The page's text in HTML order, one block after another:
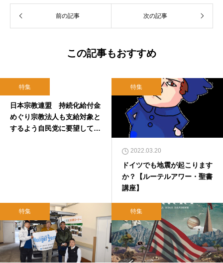
前の記事 次の記事
この記事もおすすめ
特集
2020.06.26
日本宗教連盟 持続化給付金
めぐり宗教法人も支給対象と
するよう自民党に要望してい
特集
2022.03.20
ドイツでも地震が起こります
か？【ルーテルアワー・聖書
講座】
特集 特集